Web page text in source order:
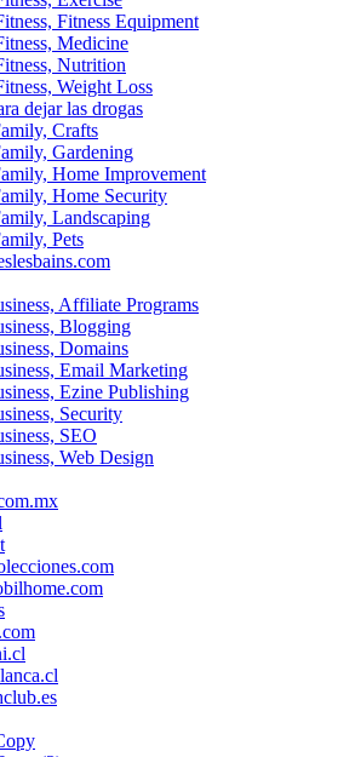
Fitness Equipment
Medicine
Nutrition
Weight Loss
dejar las drogas
Crafts
Gardening
Home Improvement
Home Security
Landscaping
Pets
Affiliate Programs
Blogging
Domains
Email Marketing
Ezine Publishing
Security
SEO
Web Design